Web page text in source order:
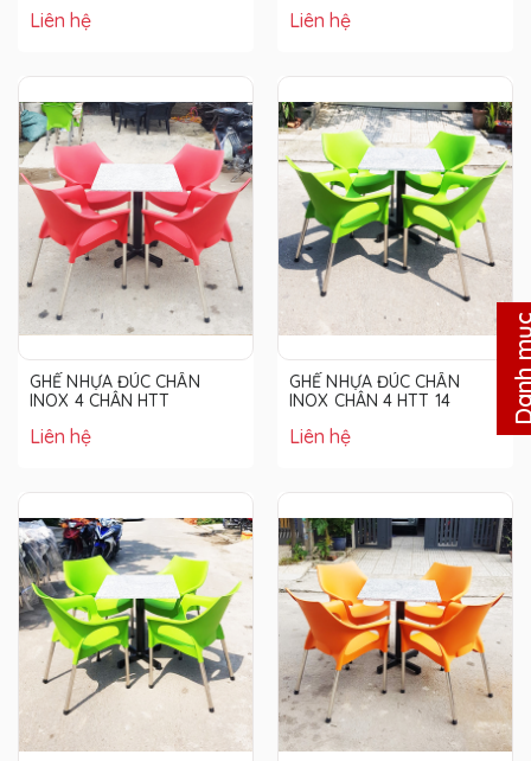
Liên hệ Liên hệ
GHẾ NHỰA ĐÚC CHÂN
INOX 4 CHÂN HTT
Liên hệ
GHẾ NHỰA ĐÚC CHÂN
INOX CHÂN 4 HTT 14
Liên hệ